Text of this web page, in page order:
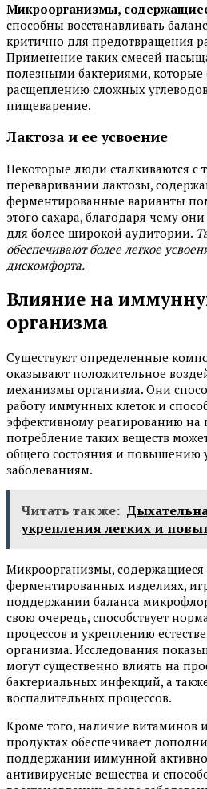
Микроорганизмы,
способны восстанавливать
критично для предотвращения
Применение таких смесей
полезными бактериями, которые
расщеплению сложных
пищеварение.
Лактоза и ее усвоение
Некоторые люди сталкиваются с
переваривании лактозы,
ферментированные варианты
этого сахара, благодаря чему
для более широкой аудитории.
обеспечивают более легкое
дискомфорта.
Влияние на
организма
Существуют определенные
оказывают положительное
механизмы организма. Они
работу иммунных клеток и
эффективному реагированию на
потребление таких веществ
общего состояния и повышению
заболеваниям.
Читать так же:
укрепления легких и
Микроорганизмы, содержащиеся
ферментированных изделиях,
поддержании баланса
свою очередь, способствует
процессов и укреплению
организма. Исследования
могут существенно влиять на
бактериальных инфекций, а
воспалительных процессов.
Кроме того, наличие витаминов
продуктах обеспечивает
поддержании иммунной
антивирусные вещества и